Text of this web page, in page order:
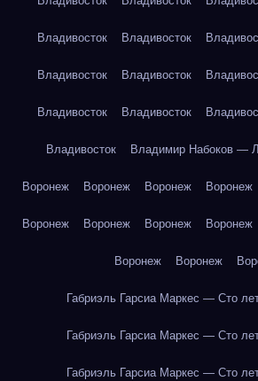
Владивосток Владивосток
Владивосток Владивосток
Владивосток Владивосток
Владивосток Владимир Набоков —
Воронеж Воронеж Воронеж Воронеж
Воронеж Воронеж Воронеж Воронеж
Воронеж Воронеж
Габриэль Гарсиа Маркес — Сто
Габриэль Гарсиа Маркес — Сто
Габриэль Гарсиа Маркес — Сто